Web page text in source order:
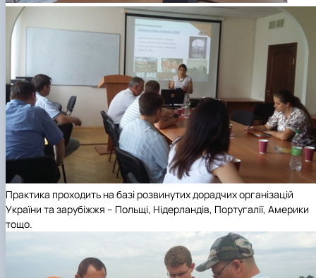
Практика проходить на базі розвинутих дорадчих організацій
України та зарубіжжя – Польщі, Нідерландів, Португалії, Америки
тощо.